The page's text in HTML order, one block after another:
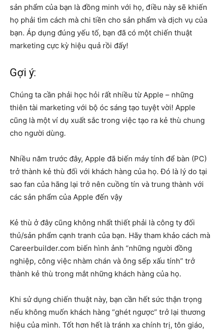
sản phẩm của bạn là đồng minh với họ, điều này sẽ khiến
họ phải tìm cách mà chi tiền cho sản phẩm và dịch vụ của
bạn. Áp dụng đúng yếu tố, bạn đã có một chiến thuật
marketing cực kỳ hiệu quả rồi đấy!
Gợi ý:
Chúng ta cần phải học hỏi rất nhiều từ Apple – những
thiên tài marketing với bộ óc sáng tạo tuyệt vời! Apple
cũng là một ví dụ xuất sắc trong việc tạo ra kẻ thù chung
cho người dùng.
Nhiều năm trước đây, Apple đã biến máy tính để bàn (PC)
trở thành kẻ thù đối với khách hàng của họ. Đó là lý do tại
sao fan của hãng lại trở nên cuồng tín và trung thành với
các sản phẩm của Apple đến vậy
Kẻ thù ở đây cũng không nhất thiết phải là công ty đối
thủ/sản phẩm cạnh tranh của bạn. Hãy tham khảo cách mà
Careerbuilder.com biến hình ảnh “những người đồng
nghiệp, công việc nhàm chán và ông sếp xấu tính” trở
thành kẻ thù trong mắt những khách hàng của họ.
Khi sử dụng chiến thuật này, bạn cần hết sức thận trọng
nếu không muốn khách hàng “ghét ngược” trở lại thương
hiệu của mình. Tốt hơn hết là tránh xa chính trị, tôn giáo,